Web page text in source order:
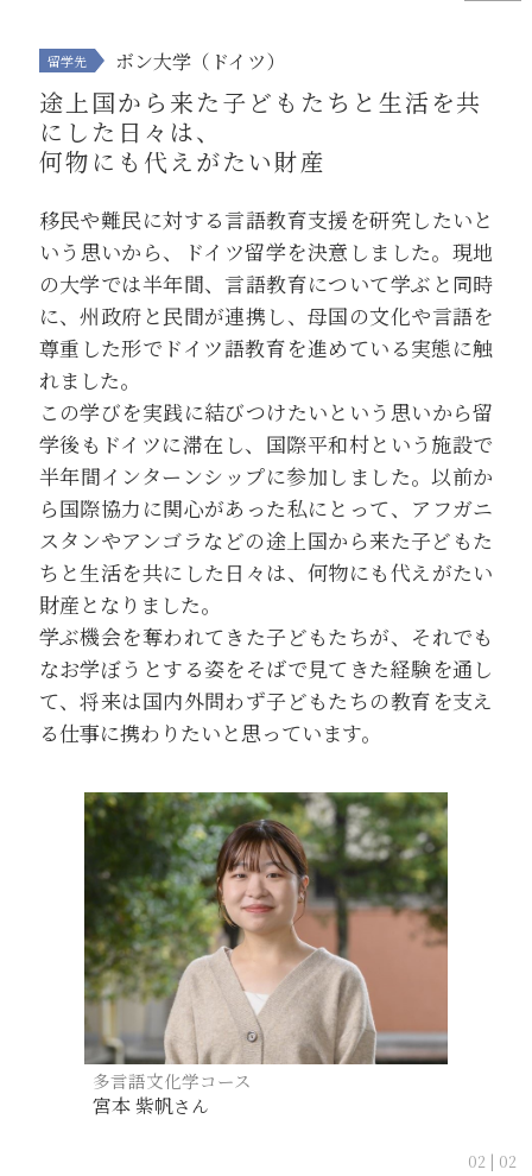
ボン大学（ドイツ）
途上国から来た子どもたちと生活を共
にした日々は、
何物にも代えがたい財産
移民や難民に対する言語教育支援を研究したいと
いう思いから、ドイツ留学を決意しました。現地
の大学では半年間、言語教育について学ぶと同時
に、州政府と民間が連携し、母国の文化や言語を
尊重した形でドイツ語教育を進めている実態に触
れました。
この学びを実践に結びつけたいという思いから留
学後もドイツに滞在し、国際平和村という施設で
半年間インターンシップに参加しました。以前か
ら国際協力に関心があった私にとって、アフガニ
スタンやアンゴラなどの途上国から来た子どもた
ちと生活を共にした日々は、何物にも代えがたい
財産となりました。
学ぶ機会を奪われてきた子どもたちが、それでも
なお学ぼうとする姿をそばで見てきた経験を通し
て、将来は国内外問わず子どもたちの教育を支え
る仕事に携わりたいと思っています。
多言語文化学コース
宮本 紫帆さん
02 | 02